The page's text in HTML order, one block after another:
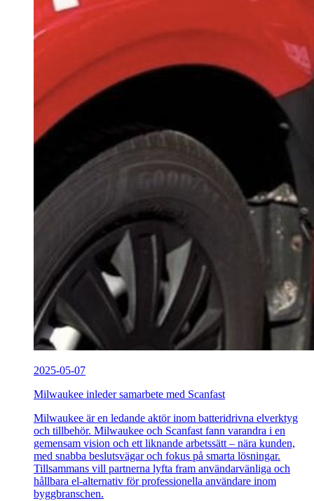
2025-05-07
Milwaukee inleder samarbete med Scanfast
Milwaukee är en ledande aktör inom batteridrivna elverktyg
och tillbehör. Milwaukee och Scanfast fann varandra i en
gemensam vision och ett liknande arbetssätt – nära kunden,
med snabba beslutsvägar och fokus på smarta lösningar.
Tillsammans vill partnerna lyfta fram användarvänliga och
hållbara el-alternativ för professionella användare inom
byggbranschen.